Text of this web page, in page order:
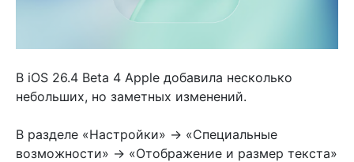
В iOS 26.4 Beta 4 Apple добавила несколько
небольших, но заметных изменений.
В разделе «Настройки» → «Специальные
возможности» → «Отображение и размер текста»